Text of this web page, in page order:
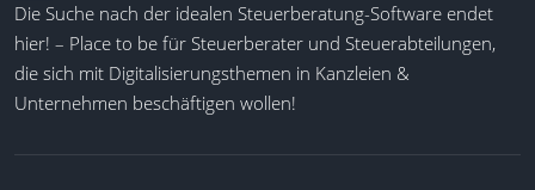
Die Suche nach der idealen Steuerberatung-Software endet
hier! – Place to be für Steuerberater und Steuerabteilungen,
die sich mit Digitalisierungsthemen in Kanzleien &
Unternehmen beschäftigen wollen!